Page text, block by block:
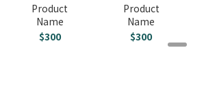
Product
Name
$300
Product
Name
$300